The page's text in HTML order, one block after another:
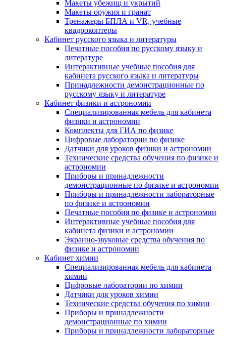
Макеты убежищ и укрытий
Макеты оружия и гранат
Тренажеры БПЛА и VR, учебные
квадрокоптеры
Кабинет русского языка и литературы
Печатные пособия по русскому языку и
литературе
Интерактивные учебные пособия для
кабинета русского языка и литературы
Принадлежности демонстрационные по
русскому языку и литературе
Кабинет физики и астрономии
Специализированная мебель для кабинета
физики и астрономии
Комплекты для ГИА по физике
Цифровые лаборатории по физике
Датчики для уроков физики и астрономии
Технические средства обучения по физике и
астрономии
Приборы и принадлежности
демонстрационные по физике и астрономии
Приборы и принадлежности лабораторные
по физике и астрономии
Печатные пособия по физике и астрономии
Интерактивные учебные пособия для
кабинета физики и астрономии
Экранно-звуковые средства обучения по
физике и астрономии
Кабинет химии
Специализированная мебель для кабинета
химии
Цифровые лаборатории по химии
Датчики для уроков химии
Технические средства обучения по химии
Приборы и принадлежности
демонстрационные по химии
Приборы и принадлежности лабораторные